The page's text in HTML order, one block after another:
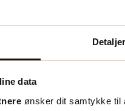
Detaljer
data
ønsker dit samtykke til